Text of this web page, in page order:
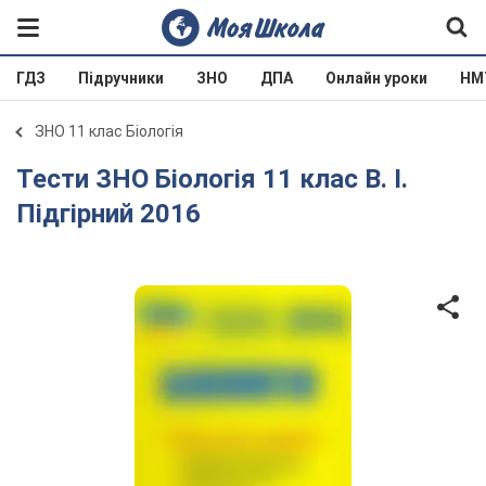
ГДЗ Підручники ЗНО ДПА Онлайн уроки
ЗНО 11 клас Біологія
Тести ЗНО Біологія 11 клас В. І.
Підгірний 2016